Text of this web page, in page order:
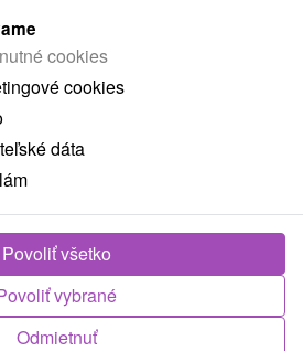
cookies
cookies
dáta
Odmietnuť
vybrané
Povoliť všetko